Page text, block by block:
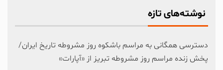
نوشته‌های تازه
دسترسی همگانی به مراسم باشکوه روز مشروطه تاریخ ایران/
پخش زنده مراسم روز مشروطه تبریز از «آپارات»